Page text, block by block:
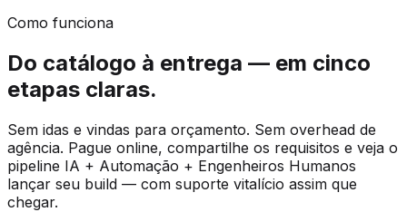
Como funciona
Do catálogo à entrega — em cinco
etapas claras.
Sem idas e vindas para orçamento. Sem overhead de
agência. Pague online, compartilhe os requisitos e veja o
pipeline IA + Automação + Engenheiros Humanos
lançar seu build — com suporte vitalício assim que
chegar.